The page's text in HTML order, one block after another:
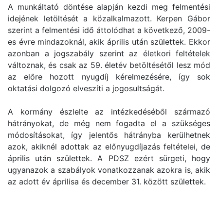
A munkáltató döntése alapján kezdi meg felmentési
idejének letöltését a közalkalmazott. Kerpen Gábor
szerint a felmentési idő áttolódhat a következő, 2009-
es évre mindazoknál, akik április után születtek. Ekkor
azonban a jogszabály szerint az életkori feltételek
változnak, és csak az 59. életév betöltésétől lesz mód
az előre hozott nyugdíj kérelmezésére, így sok
oktatási dolgozó elveszíti a jogosultságát.
A kormány észlelte az intézkedéséből származó
hátrányokat, de még nem fogadta el a szükséges
módosításokat, így jelentős hátrányba kerülhetnek
azok, akiknél adottak az előnyugdíjazás feltételei, de
április után születtek. A PDSZ ezért sürgeti, hogy
ugyanazok a szabályok vonatkozzanak azokra is, akik
az adott év áprilisa és december 31. között születtek.